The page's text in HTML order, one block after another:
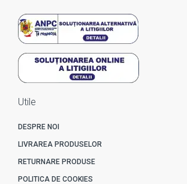
Utile
DESPRE NOI
LIVRAREA PRODUSELOR
RETURNARE PRODUSE
POLITICA DE COOKIES